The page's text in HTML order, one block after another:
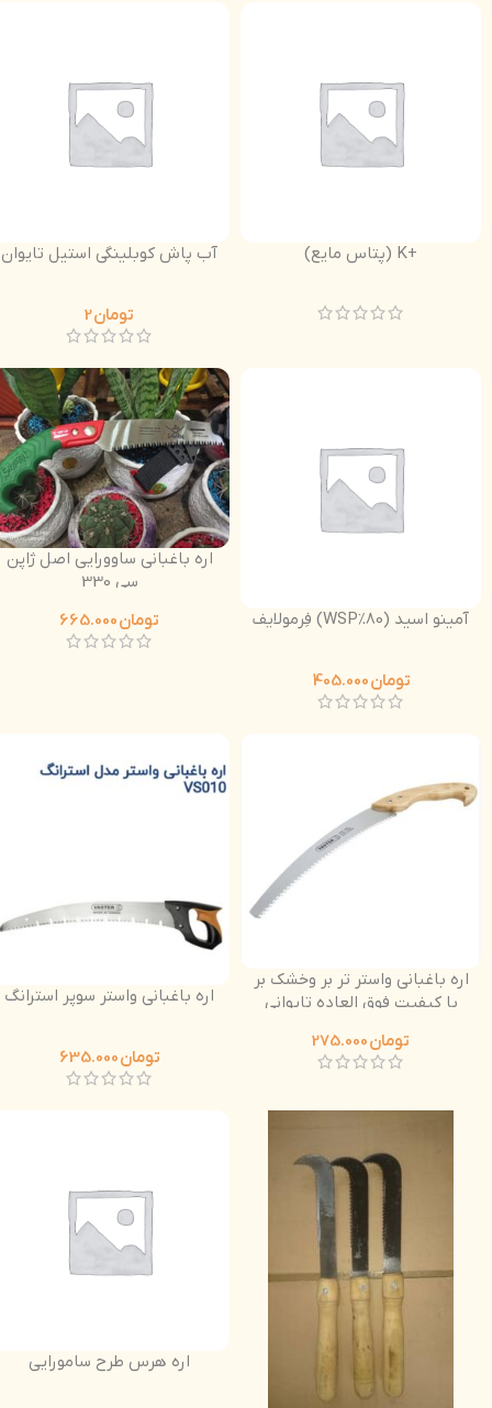
+K (پتاس مایع) آب پاش کوبلینگی استیل تایوان
تومان
آمینو اسید (80%WSP) فِرمولایف
تومان
اره باغبانی ساوورایی اصل ژاپن
سی 330
تومان
اره باغبانی واستر تر بر وخشک بر
با کیفیت فوق العاده تایوانی
تومان
اره باغبانی واستر سوپر استرانگ
تومان
اره هرس طرح سامورایی